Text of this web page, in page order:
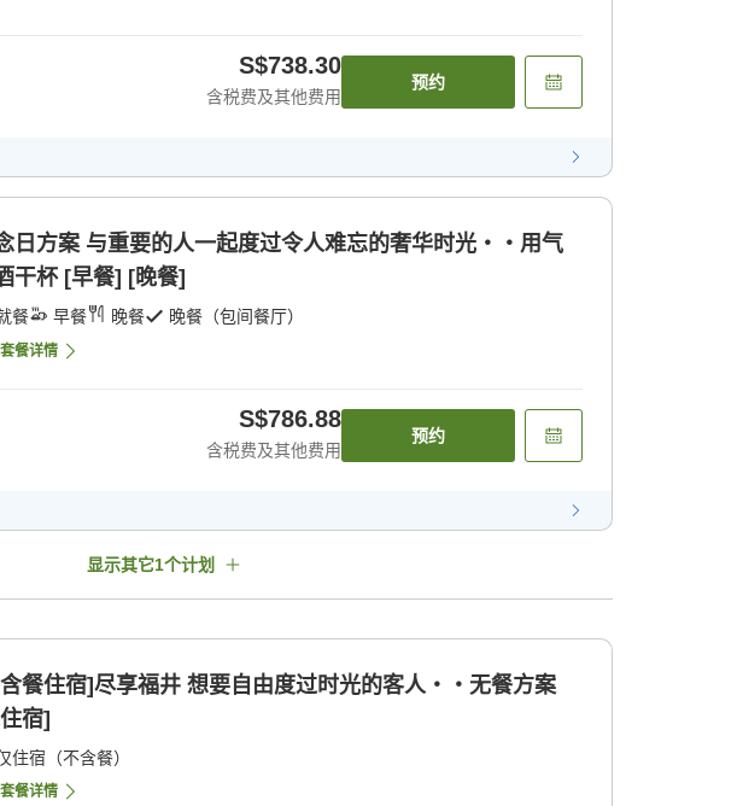
S$738.30
含税费及其他费用
预约
日方案 与重要的人一起度过令人难忘的奢华时光・・用气
干杯 [早餐] [晚餐]
餐 早餐 晚餐 晚餐（包间餐厅）
餐详情
S$786.88
含税费及其他费用
预约
显示其它1个计划
餐住宿]尽享福井 想要自由度过时光的客人・・无餐方案
宿]
住宿（不含餐）
餐详情